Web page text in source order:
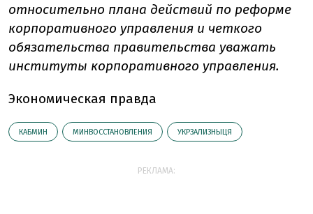
относительно плана действий по реформе
корпоративного управления и четкого
обязательства правительства уважать
институты корпоративного управления.
Экономическая правда
КАБМИН МИНВОССТАНОВЛЕНИЯ УКРЗАЛИЗНЫЦЯ
РЕКЛАМА: